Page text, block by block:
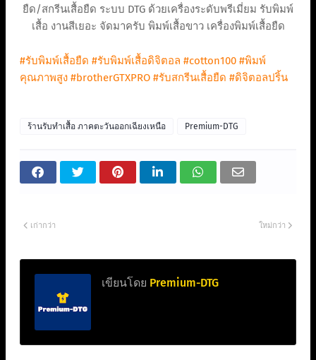
ยืด/สกรีนเสื้อยืด ระบบ DTG ด้วยเครื่องระดับพรีเมี่ยม รับพิมพ์
เสื้อ งานสีเยอะ จัดมาครับ พิมพ์เสื้อขาว เครื่องพิมพ์เสื้อยืด
#รับพิมพ์เสื้อยืด #รับพิมพ์เสื้อดิจิตอล #cotton100 #พิมพ์
คุณภาพสูง #brotherGTXPRO #รับสกรีนเสื้อยืด #ดิจิตอลปริ้น
ร้านรับทำเสื้อ ภาคตะวันออกเฉียงเหนือ Premium-DTG
ใหม่กว่า
เก่ากว่า
เขียนโดย Premium-DTG